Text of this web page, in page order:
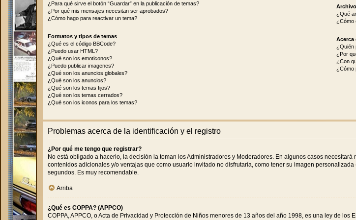
¿Para qué sirve el botón “Guardar” en la publicación de temas?
¿Por qué mis mensajes necesitan ser aprobados?
¿Cómo hago para reactivar un tema?
Formatos y tipos de temas
¿Qué es el código BBCode?
¿Puedo usar HTML?
¿Qué son los emoticonos?
¿Puedo publicar imagenes?
¿Qué son los anuncios globales?
¿Qué son los anuncios?
¿Qué son los temas fijos?
¿Qué son los temas cerrados?
¿Qué son los iconos para los temas?
¿Qué
¿Cómo
Acerca
¿Quién
¿Por
¿Con
¿Cómo
Problemas acerca de la identificación y el registro
¿Por qué me tengo que registrar?
No está obligado a hacerlo, la decisión la toman los Administradores y Moderadores. En algunos casos
contenidos adicionales y/o ventajas que como usuario invitado no disfrutaría, como tener su imagen
segundos. Es muy recomendable.
Arriba
¿Qué es COPPA? (APPCO)
COPPA, APPCO, o Acta de Privacidad y Protección de Niños menores de 13 años del año 1998, es una ley de